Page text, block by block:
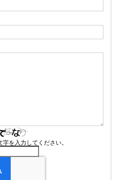
を入力してください。